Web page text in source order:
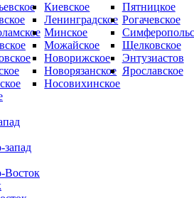
Киевское
Ленинградское
Минское
Можайское
Новорижское
Новорязанское
Носовихинское
Пятницкое
Рогачевское
Щелковское
Энтузиастов
Ярославское
запад
Восток